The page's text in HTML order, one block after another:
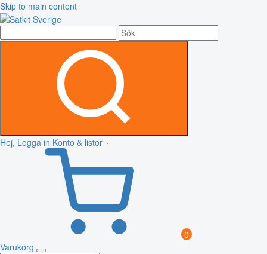
Skip to main content
Hej, Logga in Konto & listor
0
Varukorg